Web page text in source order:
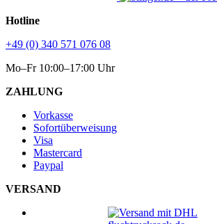
Hotline
+49 (0) 340 571 076 08
Mo–Fr 10:00–17:00 Uhr
ZAHLUNG
Vorkasse
Sofortüberweisung
Visa
Mastercard
Paypal
VERSAND